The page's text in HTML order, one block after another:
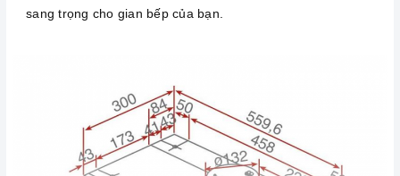
sang trọng cho gian bếp của bạn.